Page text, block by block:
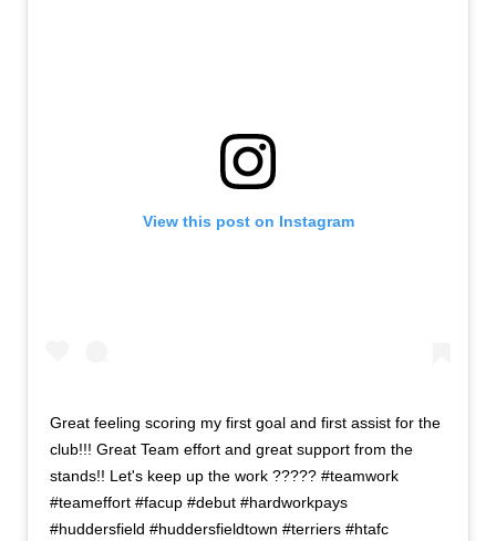
View this post on Instagram
Great feeling scoring my first goal and first assist for the
club!!! Great Team effort and great support from the
stands!! Let's keep up the work ????? #teamwork
#teameffort #facup #debut #hardworkpays
#huddersfield #huddersfieldtown #terriers #htafc